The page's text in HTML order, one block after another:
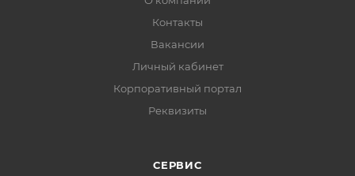
Контакты
Вакансии
Личный кабинет
Корпоративный портал
Реквизиты
СЕРВИС